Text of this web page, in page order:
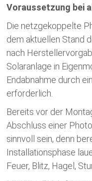
Voraussetzung bei
Die netzgekoppelte
dem aktuellen Stand
nach
Solaranlage in
Endabnahme durch
erforderlich.
Bereits vor der
Abschluss einer
sinnvoll sein, denn
Installationsphase
Feuer, Blitz, Hagel,